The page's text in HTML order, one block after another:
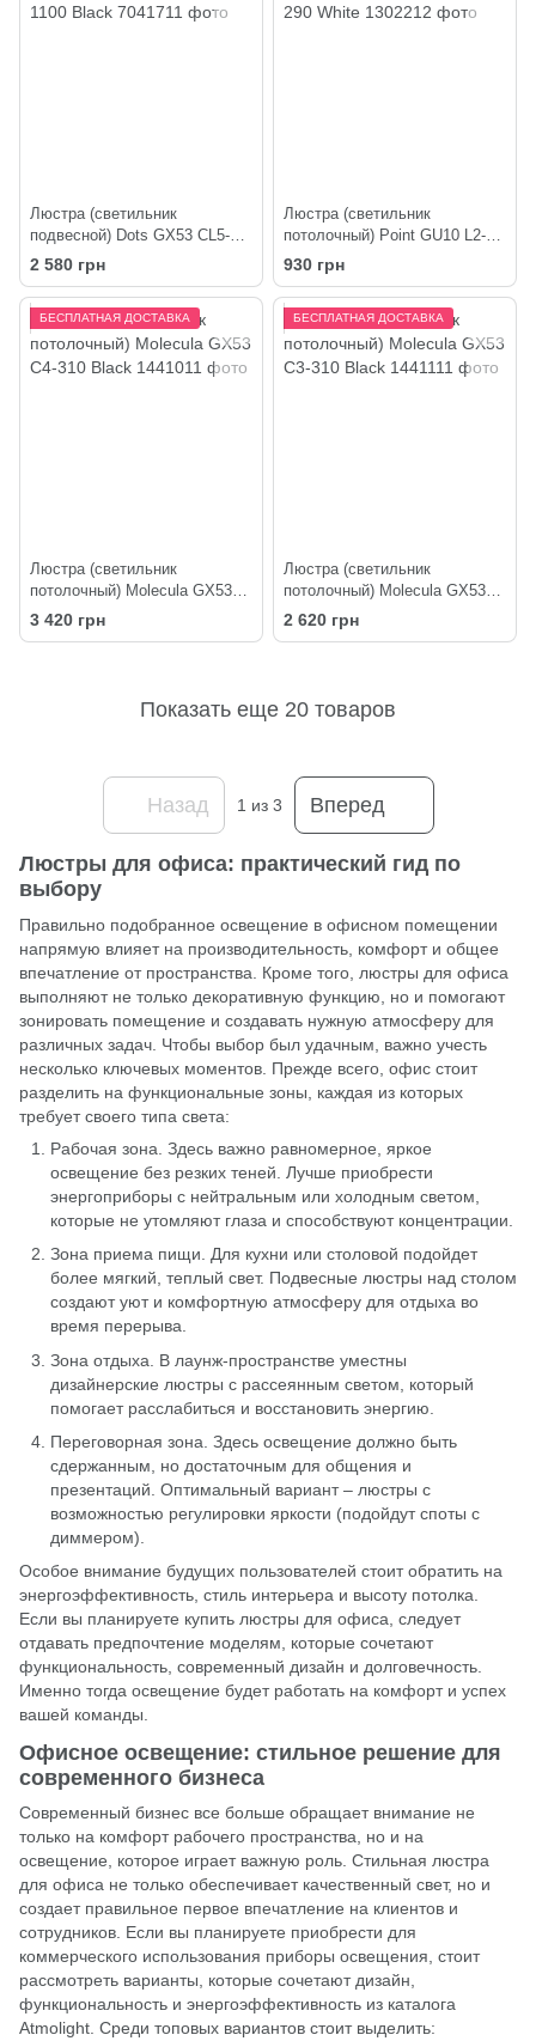
Люстра (светильник
подвесной) Dots GX53 СL5-
1100 Black
2 580 грн
Люстра (светильник
потолочный) Point GU10 L2-
290 White
930 грн
БЕСПЛАТНАЯ ДОСТАВКА
Люстра (светильник
потолочный) Molecula GX53
C4-310 Black
3 420 грн
БЕСПЛАТНАЯ ДОСТАВКА
Люстра (светильник
потолочный) Molecula GX53
C3-310 Black
2 620 грн
Показать еще 20 товаров
Назад 1 из 3 Вперед
Люстры для офиса: практический гид по
выбору
Правильно подобранное освещение в офисном помещении
напрямую влияет на производительность, комфорт и общее
впечатление от пространства. Кроме того, люстры для офиса
выполняют не только декоративную функцию, но и помогают
зонировать помещение и создавать нужную атмосферу для
различных задач. Чтобы выбор был удачным, важно учесть
несколько ключевых моментов. Прежде всего, офис стоит
разделить на функциональные зоны, каждая из которых
требует своего типа света:
Рабочая зона. Здесь важно равномерное, яркое
освещение без резких теней. Лучше приобрести
энергоприборы с нейтральным или холодным светом,
которые не утомляют глаза и способствуют концентрации.
Зона приема пищи. Для кухни или столовой подойдет
более мягкий, теплый свет. Подвесные люстры над столом
создают уют и комфортную атмосферу для отдыха во
время перерыва.
Зона отдыха. В лаунж-пространстве уместны
дизайнерские люстры с рассеянным светом, который
помогает расслабиться и восстановить энергию.
Переговорная зона. Здесь освещение должно быть
сдержанным, но достаточным для общения и
презентаций. Оптимальный вариант – люстры с
возможностью регулировки яркости (подойдут споты с
диммером).
Особое внимание будущих пользователей стоит обратить на
энергоэффективность, стиль интерьера и высоту потолка.
Если вы планируете купить люстры для офиса, следует
отдавать предпочтение моделям, которые сочетают
функциональность, современный дизайн и долговечность.
Именно тогда освещение будет работать на комфорт и успех
вашей команды.
Офисное освещение: стильное решение для
современного бизнеса
Современный бизнес все больше обращает внимание не
только на комфорт рабочего пространства, но и на
освещение, которое играет важную роль. Стильная люстра
для офиса не только обеспечивает качественный свет, но и
создает правильное первое впечатление на клиентов и
сотрудников. Если вы планируете приобрести для
коммерческого использования приборы освещения, стоит
рассмотреть варианты, которые сочетают дизайн,
функциональность и энергоэффективность из каталога
Atmolight. Среди топовых вариантов стоит выделить: